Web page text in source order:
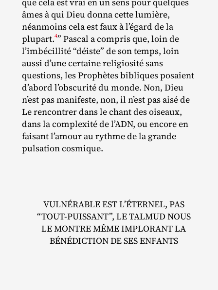
âmes à qui Dieu donna cette lumière,
néanmoins cela est faux à l’égard de la
plupart.4” Pascal a compris que, loin de
l’imbécillité “déiste” de son temps, loin
aussi d’une certaine religiosité sans
questions, les Prophètes bibliques posaient
d’abord l’obscurité du monde. Non, Dieu
n’est pas manifeste, non, il n’est pas aisé de
Le rencontrer dans le chant des oiseaux,
dans la complexité de l’ADN, ou encore en
faisant l’amour au rythme de la grande
pulsation cosmique.
VULNÉRABLE EST L’ÉTERNEL, PAS
“TOUT‐​PUISSANT”, LE TALMUD NOUS
LE MONTRE MÊME IMPLORANT LA
BÉNÉDICTION DE SES ENFANTS